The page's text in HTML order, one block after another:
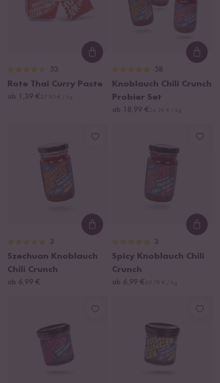
Loading...
53
Rote Thai Curry Paste
ab 1,39 €
58
Knoblauch Chili Crunch
Probier Set
ab 18,99 €
Loading...
3
Szechuan Knoblauch
Chili Crunch
ab 6,99 €
3
Spicy Knoblauch Chili
Crunch
ab 6,99 €